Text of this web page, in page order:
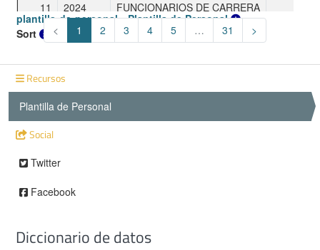
Recursos
Plantilla de Personal
Social
Twitter
Facebook
Diccionario de datos